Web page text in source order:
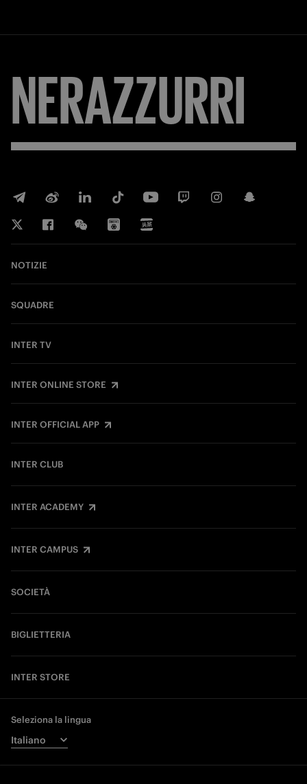
NERAZZURRI
NOTIZIE
SQUADRE
INTER TV
INTER ONLINE STORE
INTER OFFICIAL APP
INTER CLUB
INTER ACADEMY
INTER CAMPUS
SOCIETÀ
BIGLIETTERIA
INTER STORE
Seleziona la lingua